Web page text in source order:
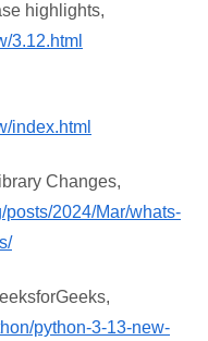
highlights,
3.12.html
index.html
Changes,
posts/2024/Mar/whats-
python-3-13-new-